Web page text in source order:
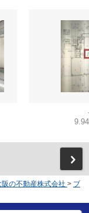
の不動産株式会社 > ブ